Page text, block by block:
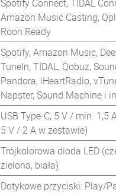
Spotify Connect, TIDAL
Amazon Music Casting,
Roon Ready
Spotify, Amazon Music,
TuneIn, TIDAL, Qobuz,
Pandora, iHeartRadio,
Napster, Sound Machine i
USB Type-C, 5 V / min. 1,5
5 V / 2 A w zestawie)
Trójkolorowa dioda LED
zielona, biała)
Dotykowe przyciski: Play/